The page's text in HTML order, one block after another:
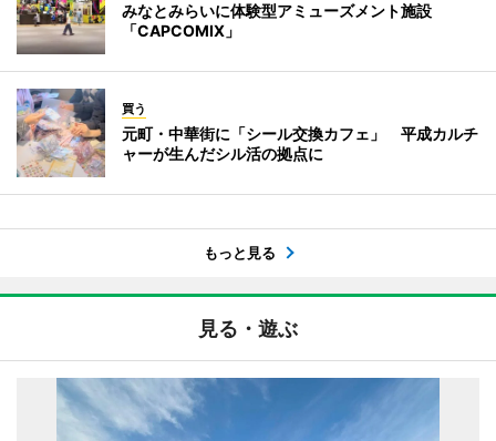
みなとみらいに体験型アミューズメント施設
「CAPCOMIX」
買う
元町・中華街に「シール交換カフェ」 平成カルチ
ャーが生んだシル活の拠点に
もっと見る
見る・遊ぶ